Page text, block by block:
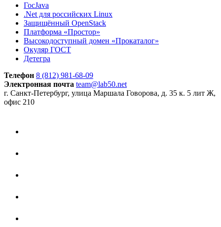
ГосJava
.Net для российских Linux
Защищённый OpenStack
Платформа «Простор»
Высокодоступный домен «Прокаталог»
Окуляр ГОСТ
Детегра
Телефон 8 (812) 981-68-09
Электронная почта team@lab50.net
г. Санкт-Петербург, улица Маршала Говорова, д. 35 к. 5 лит Ж,
офис 210